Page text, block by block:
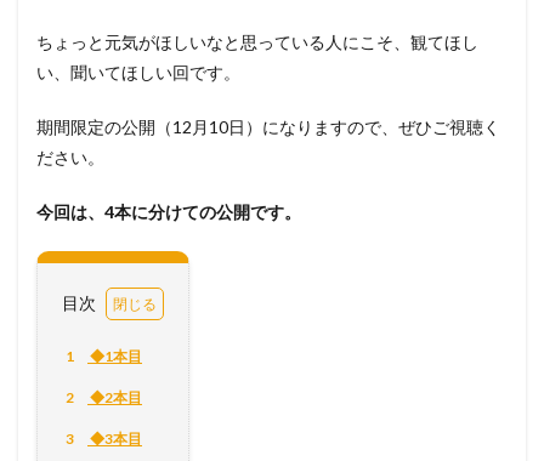
ちょっと元気がほしいなと思っている人にこそ、観てほし
い、聞いてほしい回です。
期間限定の公開（12月10日）になりますので、ぜひご視聴く
ださい。
今回は、4本に分けての公開です。
目次
1 ◆1本目
2 ◆2本目
3 ◆3本目